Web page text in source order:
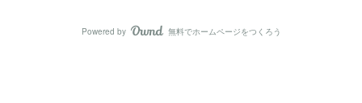
Powered by AmebaOwnd
無料でホームページをつくろう